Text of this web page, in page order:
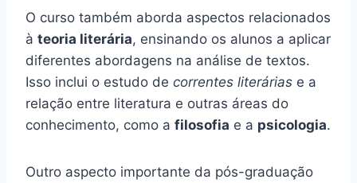
O curso também aborda aspectos relacionados
à teoria literária, ensinando os alunos a aplicar
diferentes abordagens na análise de textos.
Isso inclui o estudo de correntes literárias e a
relação entre literatura e outras áreas do
conhecimento, como a filosofia e a psicologia.
Outro aspecto importante da pós-graduação